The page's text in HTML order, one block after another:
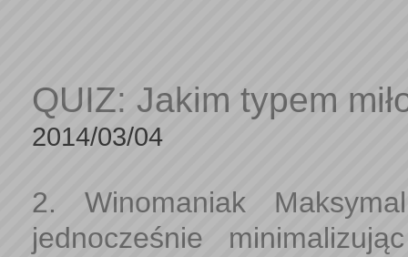
QUIZ: Jakim typem
2014/03/04
2. Winomaniak
jednocześnie